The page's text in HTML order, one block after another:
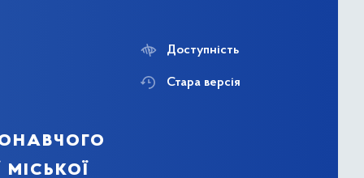
Доступність
Стара версія